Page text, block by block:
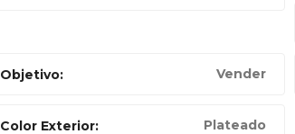
Objetivo: Vender
Color Exterior: Plateado